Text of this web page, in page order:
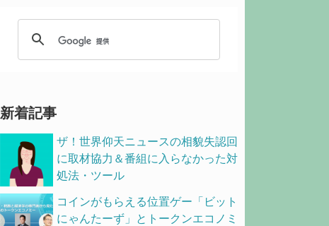
新着記事
ザ！世界仰天ニュースの相貌失認回
に取材協力＆番組に入らなかった対
処法・ツール
コインがもらえる位置ゲー「ビット
にゃんたーず」とトークンエコノミ